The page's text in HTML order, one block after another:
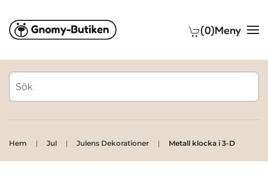
Skip to main content (0)Meny
Hem Jul Julens Dekorationer Metall klocka i 3-D